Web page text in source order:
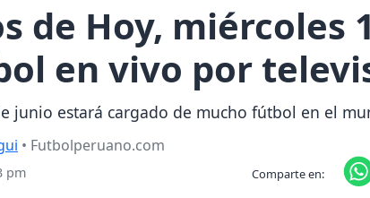
de Hoy, miércoles
en vivo por
junio estará cargado de mucho fútbol en el
• Futbolperuano.com
pm Comparte en: